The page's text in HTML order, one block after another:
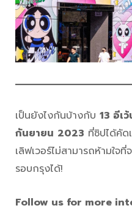
เป็นยังไงกันบ้างกับ 13 อีเ
กันยายน 2023 ที่ซิปได้คัด
เลิฟเวอร์ไม่สามารถห้ามใจ
รอบกรุงได้!
Follow us for more